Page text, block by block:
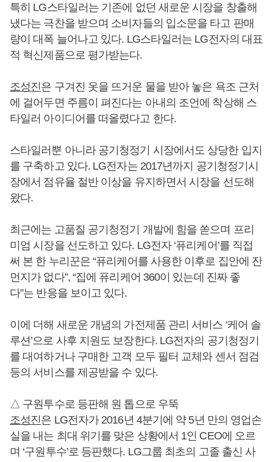
특히 LG스타일러는 기존에 없던 새로운 시장을 창출해
냈다는 극찬을 받으며 소비자들의 입소문을 타고 판매
량이 대폭 늘어나고 있다. LG스타일러는 LG전자의 대표
적 혁신제품으로 평가받는다.
조성진은 구겨진 옷을 뜨거운 물을 받아 놓은 욕조 근처
에 걸어두면 주름이 펴진다는 아내의 조언에 착상해 스
타일러 아이디어를 떠올렸다고 한다.
스타일러뿐 아니라 공기청정기 시장에서도 상당한 입지
를 구축하고 있다. LG전자는 2017년까지 공기청정기시
장에서 점유율 절반 이상을 유지하면서 시장을 선도해
왔다.
최근에는 고품질 공기청정기 개발에 힘을 쏟으며 프리
미엄 시장을 선도하고 있다. LG전자 ‘퓨리케어’를 직접
써 본 한 누리꾼은 “퓨리케어를 사용한 이후로 집안에 잔
먼지가 없다”, “집에 퓨리케어 360이 있는데 진짜 좋
다”는 반응을 보이고 있다.
이에 더해 새로운 개념의 가전제품 관리 서비스 ‘케어 솔
루션’으로 사후 지원도 보장한다. LG전자의 공기청정기
를 대여하거나 구매한 고객 모두 필터 교체와 센서 점검
등의 서비스를 제공받을 수 있다.
△ 구원투수로 등판해 원 톱으로 우뚝
조성진은 LG전자가 2016년 4분기에 약 5년 만의 영업손
실을 내는 최대 위기를 맞은 상황에서 1인 CEO에 오르
며 ‘구원투수’로 등판했다. LG그룹 최초의 고졸 출신 사